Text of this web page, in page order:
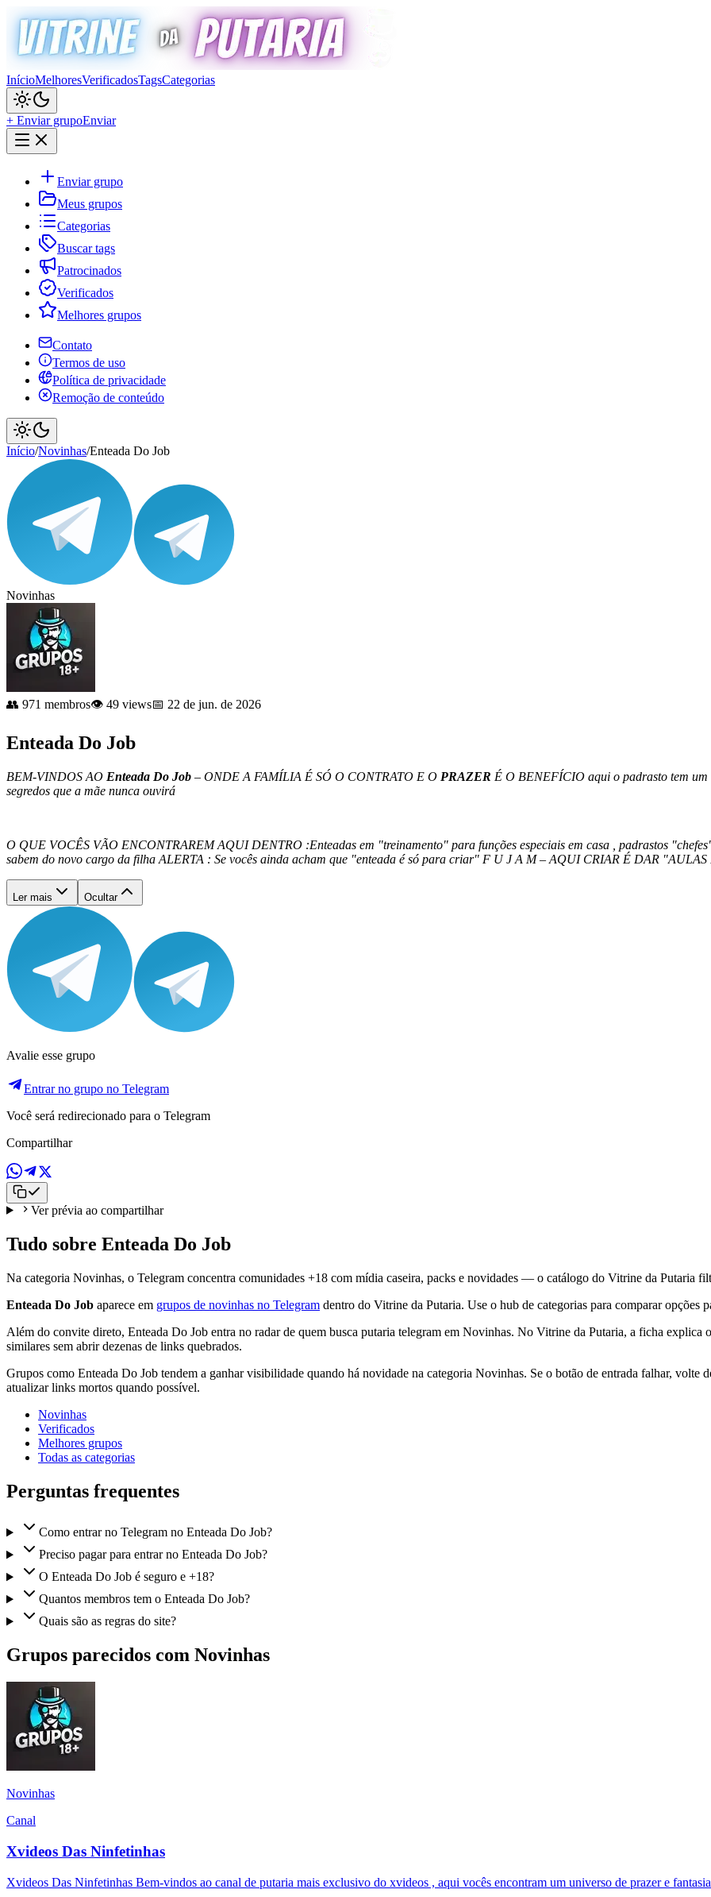
InícioMelhoresVerificadosTagsCategorias
+ Enviar grupoEnviar
Enviar grupo
Meus grupos
Categorias
Buscar tags
Patrocinados
Verificados
Melhores grupos
Contato
Termos de uso
Política de privacidade
Remoção de conteúdo
Início/Novinhas/Enteada Do Job
Novinhas
👥 971 membros👁️ 49 views📅 22 de jun. de 2026
Enteada Do Job
BEM-VINDOS AO Enteada Do Job – ONDE A FAMÍLIA É SÓ O CONTRATO E O PRAZER É O BENEFÍCIO aqui o padrasto tem
segredos que a mãe nunca ouvirá
O QUE VOCÊS VÃO ENCONTRAREM AQUI DENTRO :Enteadas em "treinamento" para funções especiais em casa , padrastos
sabem do novo cargo da filha ALERTA : Se vocês ainda acham que "enteada é só para criar" F U J A M – AQUI CRIAR É DAR
Ler mais Ocultar
Avalie esse grupo
Entrar no grupo no Telegram
Você será redirecionado para o Telegram
Compartilhar
Ver prévia ao compartilhar
Tudo sobre Enteada Do Job
Na categoria Novinhas, o Telegram concentra comunidades +18 com mídia caseira, packs e novidades — o catálogo do Vitrine da Putaria
Enteada Do Job aparece em grupos de novinhas no Telegram dentro do Vitrine da Putaria. Use o hub de categorias para comparar opções
Além do convite direto, Enteada Do Job entra no radar de quem busca putaria telegram em Novinhas. No Vitrine da Putaria, a ficha
similares sem abrir dezenas de links quebrados.
Grupos como Enteada Do Job tendem a ganhar visibilidade quando há novidade na categoria Novinhas. Se o botão de entrada falhar, volte
atualizar links mortos quando possível.
Novinhas
Verificados
Melhores grupos
Todas as categorias
Perguntas frequentes
Como entrar no Telegram no Enteada Do Job?
Preciso pagar para entrar no Enteada Do Job?
O Enteada Do Job é seguro e +18?
Quantos membros tem o Enteada Do Job?
Quais são as regras do site?
Grupos parecidos com Novinhas
Novinhas
Canal
Xvideos Das Ninfetinhas
Xvideos Das Ninfetinhas Bem-vindos ao canal de putaria mais exclusivo do xvideos , aqui vocês encontram um universo de prazer e